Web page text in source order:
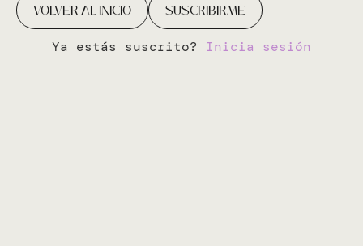
VOLVER AL INICIO SUSCRIBIRME
Ya estás suscrito? Inicia sesión